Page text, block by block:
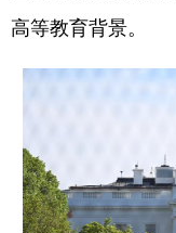
高等教育背景。